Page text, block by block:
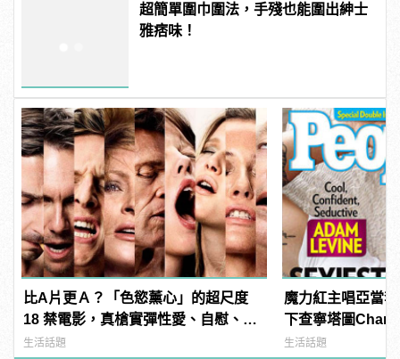
超簡單圍巾圍法，手殘也能圍出紳士
雅痞味！
比A片更Ａ？「色慾薰心」的超尺度
18 禁電影，真槍實彈性愛、自慰、3P
直接上！ | manfashion這樣變型男
生活話題
魔力紅主唱亞當
下查寧塔圖
《PEOPLE》時
生活話題